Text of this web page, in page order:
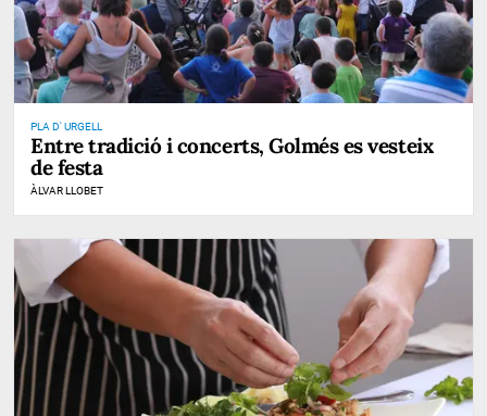
PLA D' URGELL
Entre tradició i concerts, Golmés es vesteix
de festa
ÀLVAR LLOBET